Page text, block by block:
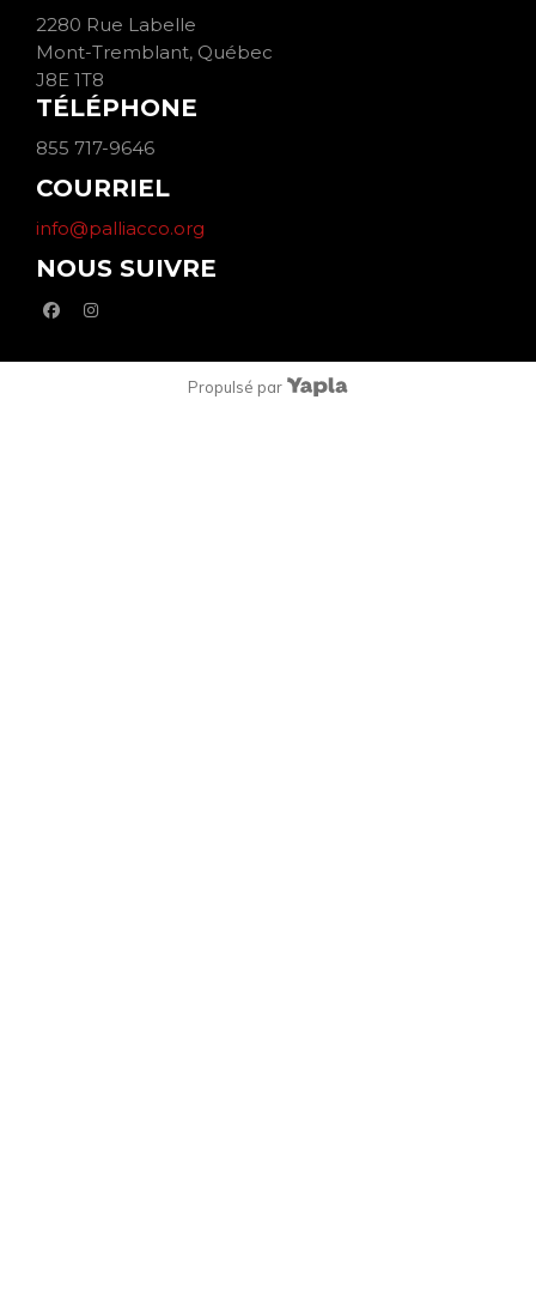
2280 Rue Labelle
Mont-Tremblant, Québec
J8E 1T8
TÉLÉPHONE
855 717-9646
COURRIEL
info@palliacco.org
NOUS SUIVRE
facebookinstagram
Propulsé par